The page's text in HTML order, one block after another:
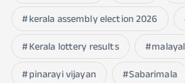
kerala assembly election 2026
Kerala lottery results
pinarayi vijayan
Sabarimala